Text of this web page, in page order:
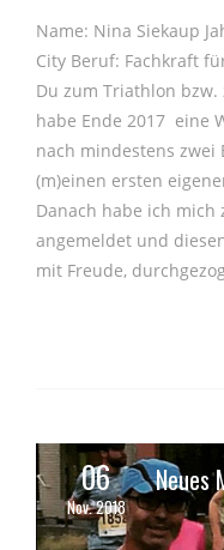
Name: Nina Siekaup
City Beruf: Fachkraft
Du zum Triathlon bzw.
habe Ende 2017 eine
nach mindestens
(m)einen ersten
Danach habe ich mich
angemeldet und
mit Freude,
06
Nov. 2018
Neues